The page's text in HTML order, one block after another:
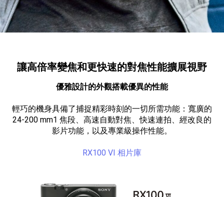
讓高倍率變焦和更快速的對焦性能擴展視野
優雅設計的外觀搭載優異的性能
輕巧的機身具備了捕捉精彩時刻的一切所需功能：寬廣的
24-200 mm1 焦段、高速自動對焦、快速連拍、經改良的
影片功能，以及專業級操作性能。
RX100 VI 相片庫